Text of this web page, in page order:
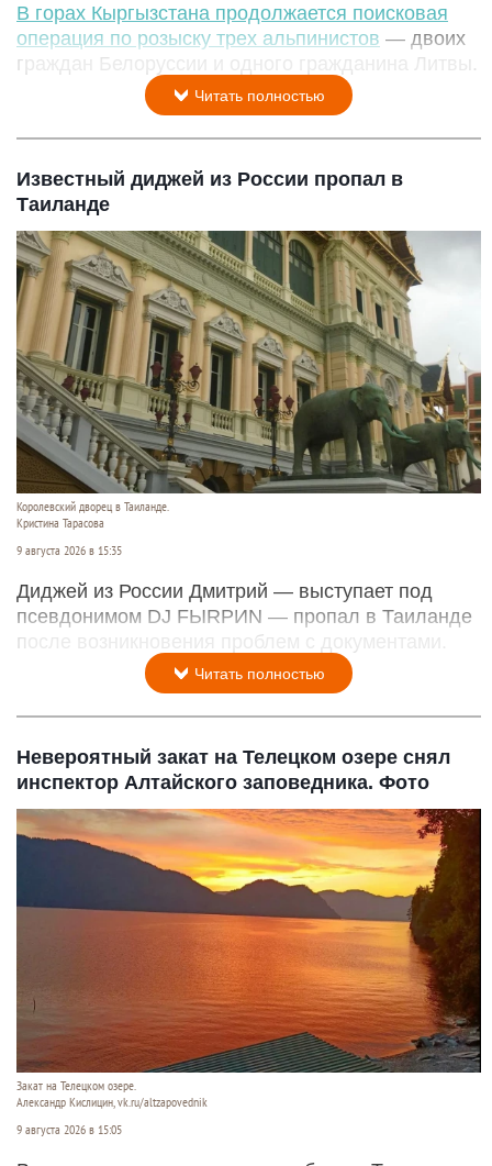
В горах Кыргызстана продолжается поисковая
операция по розыску трех альпинистов — двоих
граждан Белоруссии и одного гражданина Литвы.
Читать полностью
Известный диджей из России пропал в
Таиланде
Королевский дворец в Таиланде.
Кристина Тарасова
9 августа 2026 в 15:35
Диджей из России Дмитрий — выступает под
псевдонимом DJ FЫRРИN — пропал в Таиланде
после возникновения проблем с документами.
Читать полностью
Невероятный закат на Телецком озере снял
инспектор Алтайского заповедника. Фото
Закат на Телецком озере.
Александр Кислицин, vk.ru/altzapovednik
9 августа 2026 в 15:05